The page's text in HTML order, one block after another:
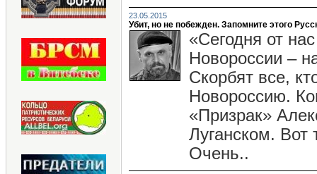
23.05.2015
Убит, но не побежден. Запомните этого
«Сегодня от
Новороссии –
Скорбят все,
Новороссию.
«Призрак»
Луганском. Вот
Очень..